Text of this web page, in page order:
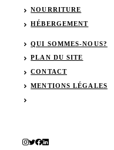
NOURRITURE
HÉBERGEMENT
QUI SOMMES-NOUS?
PLAN DU SITE
CONTACT
MENTIONS LÉGALES